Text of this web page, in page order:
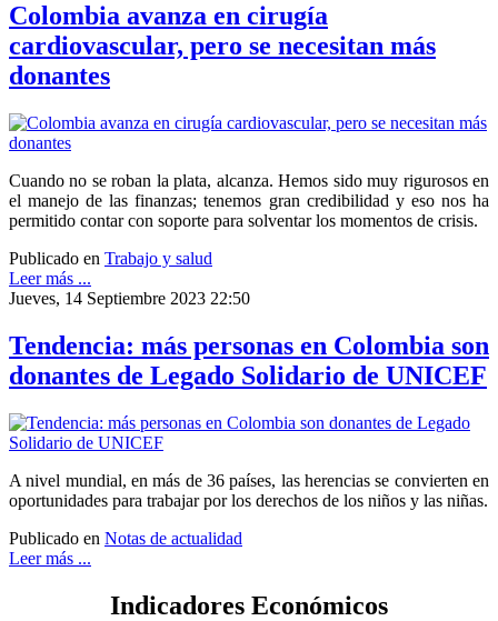
Colombia avanza en cirugía
cardiovascular, pero se necesitan más
donantes
Cuando no se roban la plata, alcanza. Hemos sido muy rigurosos en
el manejo de las finanzas; tenemos gran credibilidad y eso nos ha
permitido contar con soporte para solventar los momentos de crisis.
Publicado en Trabajo y salud
Leer más ...
Jueves, 14 Septiembre 2023 22:50
Tendencia: más personas en Colombia son
donantes de Legado Solidario de UNICEF
A nivel mundial, en más de 36 países, las herencias se convierten en
oportunidades para trabajar por los derechos de los niños y las niñas.
Publicado en Notas de actualidad
Leer más ...
Indicadores Económicos